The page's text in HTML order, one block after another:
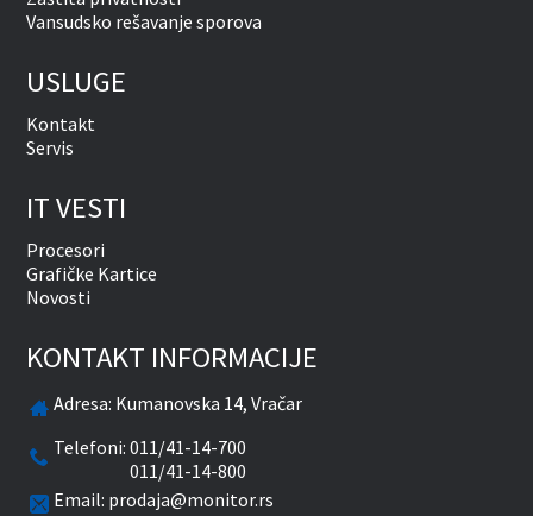
Vansudsko rešavanje sporova
USLUGE
Kontakt
Servis
IT VESTI
Procesori
Grafičke Kartice
Novosti
KONTAKT INFORMACIJE
Adresa: Kumanovska 14, Vračar
Telefoni:011/41-14-700
011/41-14-800
Email: prodaja@monitor.rs